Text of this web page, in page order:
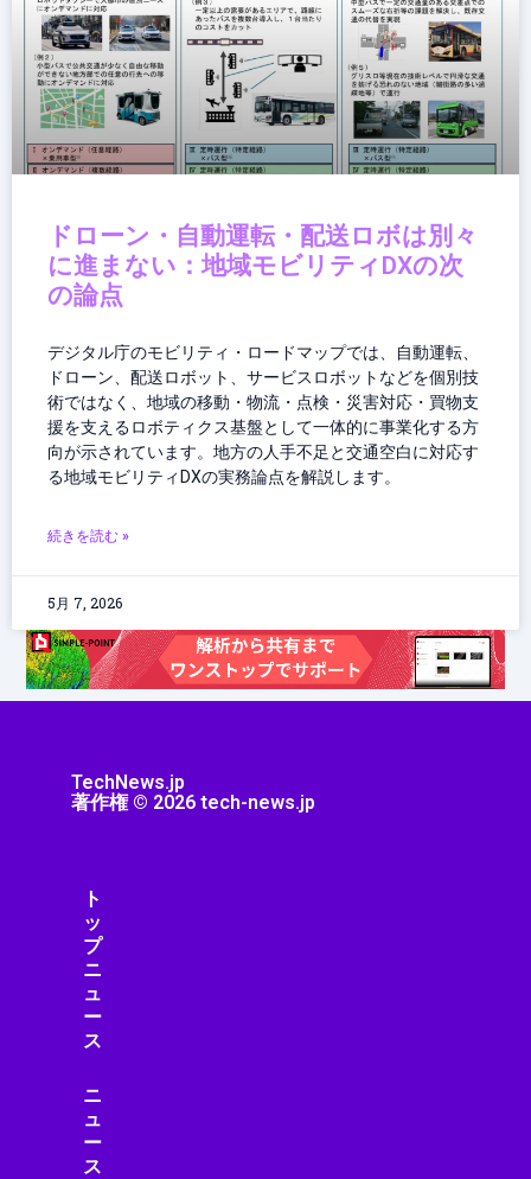
ドローン・自動運転・配送ロボは別々
に進まない：地域モビリティDXの次
の論点
デジタル庁のモビリティ・ロードマップでは、自動運転、
ドローン、配送ロボット、サービスロボットなどを個別技
術ではなく、地域の移動・物流・点検・災害対応・買物支
援を支えるロボティクス基盤として一体的に事業化する方
向が示されています。地方の人手不足と交通空白に対応す
る地域モビリティDXの実務論点を解説します。
続きを読む »
5月 7, 2026
TechNews.jp
著作権 © 2026 tech-news.jp
ト
ッ
プ
ニ
ュ
ー
ス
ニ
ュ
ー
ス